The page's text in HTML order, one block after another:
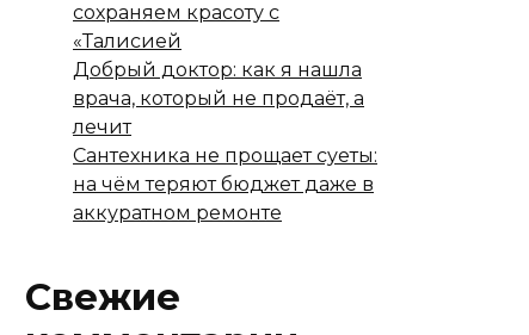
сохраняем красоту с
«Талисией
Добрый доктор: как я нашла
врача, который не продаёт, а
лечит
Сантехника не прощает суеты:
на чём теряют бюджет даже в
аккуратном ремонте
Свежие